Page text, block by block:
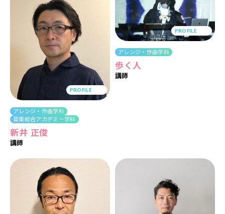
PROFILE
アレンジ・作曲学科
音楽総合アカデミー学科
新井 正俊
講師
PROFILE
アレンジ・作曲学科
歩く人
講師